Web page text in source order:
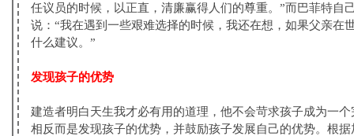
任议员的时候，以正直，清廉赢得人们的尊重。”而巴菲特自
说：“我在遇到一些艰难选择的时候，我还在想，如果父亲在
什么建议。”
发现孩子的优势
建造者明白天生我才必有用的道理，他不会苛求孩子成为一
相反而是发现孩子的优势，并鼓励孩子发展自己的优势。根